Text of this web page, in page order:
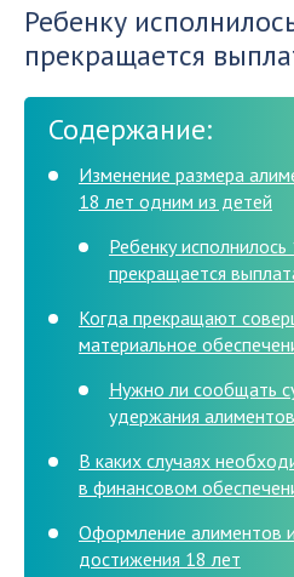
Ребенку
прекращается
Содержание:
Изменение размера
18 лет одним из детей
Ребенку исполнилось
прекращается
Когда прекращают
материальное
Нужно ли сообщать
удержания
В каких случаях
в финансовом
Оформление алиментов
достижения 18 лет